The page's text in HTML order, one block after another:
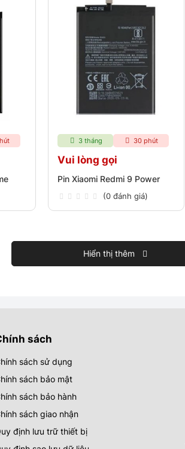
3 tháng 30 phút
Vui lòng gọi
Pin Xiaomi Redmi 9 Power
(0 đánh giá)
Hiển thị thêm
sách
sách sử dụng
sách bảo mật
sách bảo hành
sách giao nhận
định lưu trữ thiết bị